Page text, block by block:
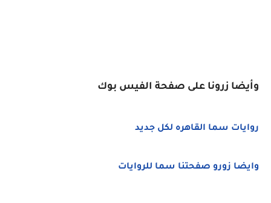
وأيضا زرونا على صفحة الفيس بوك
روايات سما القاهره لكل جديد
وايضا زورو صفحتنا سما للروايات